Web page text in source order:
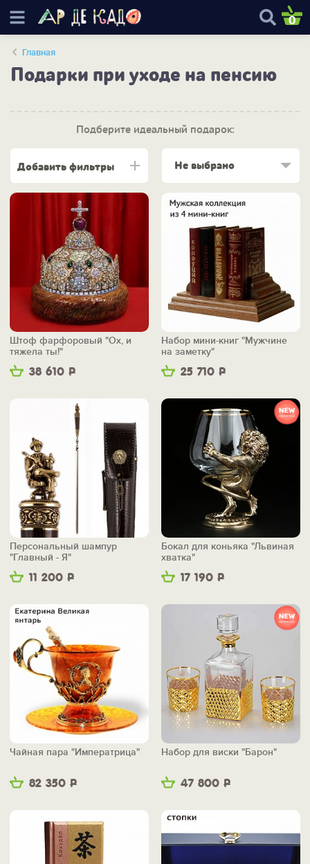
0
Главная
Подарки при уходе на пенсию
Подберите идеальный подарок:
Добавить фильтры Не выбрано
38 610 Р
Штоф фарфоровый "Ох, и
тяжела ты!"
25 710 Р
Набор мини-книг "Мужчине
на заметку"
11 200 Р
Персональный шампур
"Главный - Я"
17 190 Р
Бокал для коньяка "Львиная
хватка"
82 350 Р
Чайная пара "Императрица"
47 800 Р
Набор для виски "Барон"